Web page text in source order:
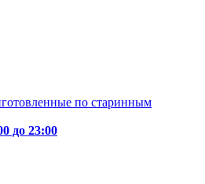
по старинным
до 23:00